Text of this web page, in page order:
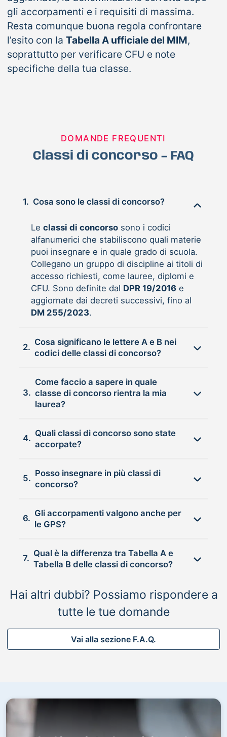
gli accorpamenti e i requisiti di massima.
Resta comunque buona regola confrontare
l’esito con laTabella A ufficiale del MIM,
soprattutto per verificare CFU e note
specifiche della tua classe.
DOMANDE FREQUENTI
Classi di concorso – FAQ
1. Cosa sono le classi di concorso?
Le classi di concorsosono i codici
alfanumerici che stabiliscono quali materie
puoi insegnare e in quale grado di scuola.
Collegano un gruppo di discipline ai titoli di
accesso richiesti, come lauree, diplomi e
CFU. Sono definite dal DPR 19/2016 e
aggiornate dai decreti successivi, fino al
DM 255/2023.
2.
Cosa significano le lettere A e B nei
codici delle classi di concorso?
3.
Come faccio a sapere in quale
classe di concorso rientra la mia
laurea?
4.
Quali classi di concorso sono state
accorpate?
5.
Posso insegnare in più classi di
concorso?
6.
Gli accorpamenti valgono anche per
le GPS?
7.
Qual è la differenza tra Tabella A e
Tabella B delle classi di concorso?
Hai altri dubbi? Possiamo rispondere a
tutte le tue domande
Vai alla sezione F.A.Q.